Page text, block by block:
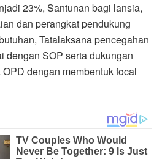
23%, Santunan bagi lansia,
dan perangkat pendukung
Tatalaksana pencegahan
dengan SOP serta dukungan
dengan membentuk focal